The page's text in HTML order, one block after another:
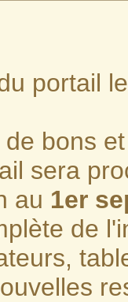
portail
bons
sera
au 1er
de